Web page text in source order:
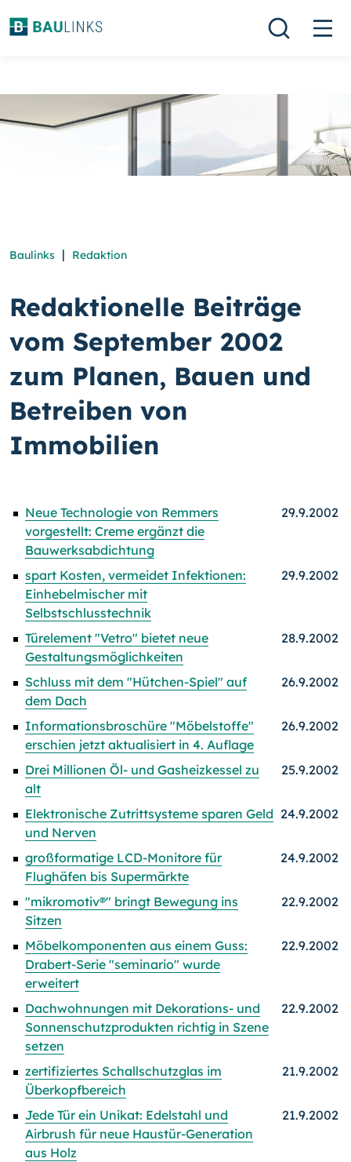
Baulinks | Redaktion
Redaktionelle Beiträge
vom September 2002
zum Planen, Bauen und
Betreiben von
Immobilien
Neue Technologie von Remmers
vorgestellt: Creme ergänzt die
Bauwerksabdichtung
29.9.2002
spart Kosten, vermeidet Infektionen:
Einhebelmischer mit
Selbstschlusstechnik
29.9.2002
Türelement "Vetro" bietet neue
Gestaltungsmöglichkeiten
28.9.2002
Schluss mit dem "Hütchen-Spiel" auf
dem Dach
26.9.2002
Informationsbroschüre "Möbelstoffe"
erschien jetzt aktualisiert in 4. Auflage
26.9.2002
Drei Millionen Öl- und Gasheizkessel zu
alt
25.9.2002
Elektronische Zutrittsysteme sparen Geld
und Nerven
24.9.2002
großformatige LCD-Monitore für
Flughäfen bis Supermärkte
24.9.2002
"mikromotiv®" bringt Bewegung ins
Sitzen
22.9.2002
Möbelkomponenten aus einem Guss:
Drabert-Serie "seminario" wurde
erweitert
22.9.2002
Dachwohnungen mit Dekorations- und
Sonnenschutzprodukten richtig in Szene
setzen
22.9.2002
zertifiziertes Schallschutzglas im
Überkopfbereich
21.9.2002
Jede Tür ein Unikat: Edelstahl und
Airbrush für neue Haustür-Generation
aus Holz
21.9.2002